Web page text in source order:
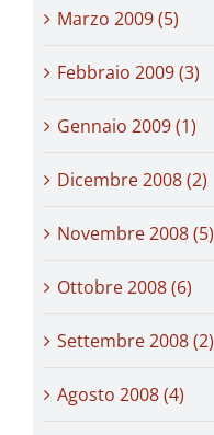
Marzo 2009 (5)
Febbraio 2009 (3)
Gennaio 2009 (1)
Dicembre 2008 (2)
Novembre 2008 (5)
Ottobre 2008 (6)
Settembre 2008 (2)
Agosto 2008 (4)